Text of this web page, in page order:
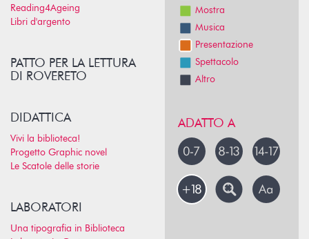
Reading4Ageing
Libri d'argento
PATTO PER LA LETTURA
DI ROVERETO
DIDATTICA
Vivi la biblioteca!
Progetto Graphic novel
Le Scatole delle storie
LABORATORI
Una tipografia in Biblioteca
Mostra
Musica
Presentazione
Spettacolo
Altro
ADATTO A